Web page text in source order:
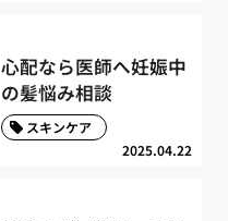
心配なら医師へ妊娠中
の髪悩み相談
2025.04.22
スキンケア